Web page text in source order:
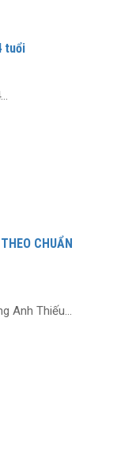
tuổi
CHUẨN
Anh Thiếu...